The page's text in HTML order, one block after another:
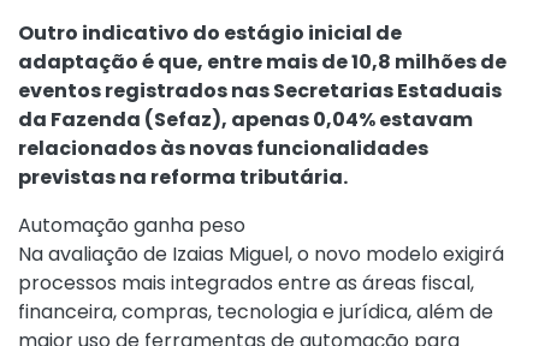
Outro indicativo do estágio inicial de
adaptação é que, entre mais de 10,8 milhões de
eventos registrados nas Secretarias Estaduais
da Fazenda (Sefaz), apenas 0,04% estavam
relacionados às novas funcionalidades
previstas na reforma tributária.
Automação ganha peso
Na avaliação de Izaias Miguel, o novo modelo exigirá
processos mais integrados entre as áreas fiscal,
financeira, compras, tecnologia e jurídica, além de